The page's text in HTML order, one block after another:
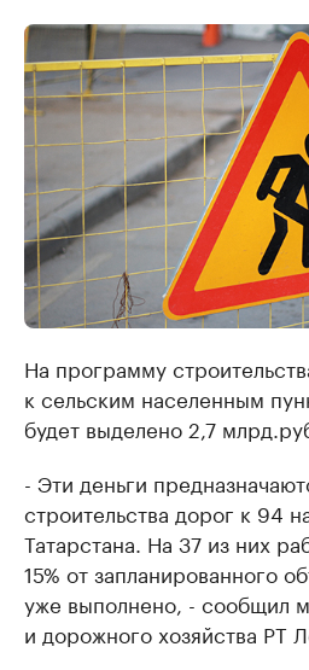
На программу
к сельским населенным
будет выделено 2,7
- Эти деньги
строительства дорог к 94
Татарстана. На 37 из них
15% от запланированного
уже выполнено, - сообщил
и дорожного хозяйства РТ